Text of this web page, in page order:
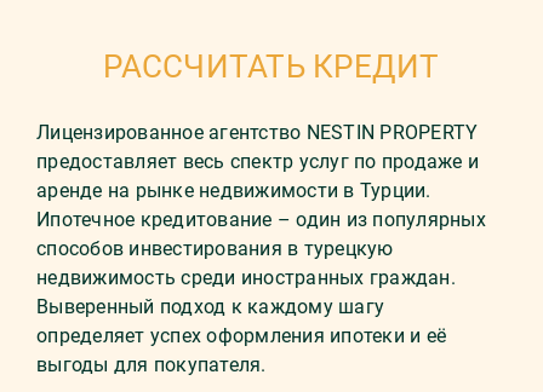
РАССЧИТАТЬ КРЕДИТ
Лицензированное агентство NESTIN PROPERTY
предоставляет весь спектр услуг по продаже и
аренде на рынке недвижимости в Турции.
Ипотечное кредитование – один из популярных
способов инвестирования в турецкую
недвижимость среди иностранных граждан.
Выверенный подход к каждому шагу
определяет успех оформления ипотеки и её
выгоды для покупателя.